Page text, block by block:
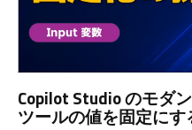
Copilot Studio のモダ
ツールの値を固定に